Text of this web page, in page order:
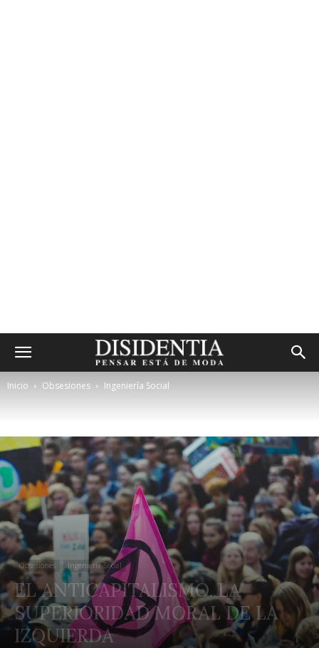
Inicio Obsesiones Ingeniería Social
Obsesiones Ingeniería Social
EL ANTICAPITALISMO. LA
SUPERIORIDAD MORAL DE LA
IZQUIERDA